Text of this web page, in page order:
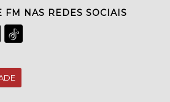
FM NAS REDES SOCIAIS